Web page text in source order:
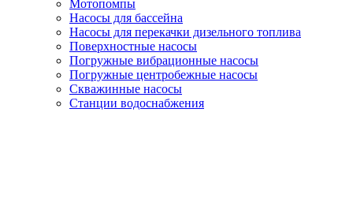
Мотопомпы
Насосы для бассейна
Насосы для перекачки дизельного топлива
Поверхностные насосы
Погружные вибрационные насосы
Погружные центробежные насосы
Скважинные насосы
Станции водоснабжения